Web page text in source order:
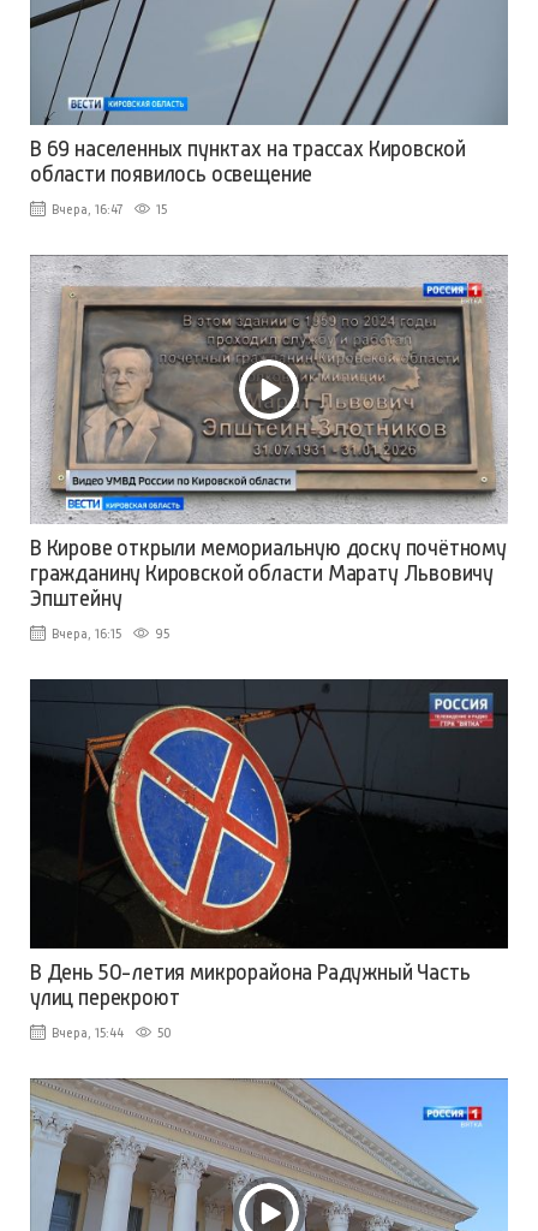
В 69 населенных пунктах на трассах Кировской
области появилось освещение
Вчера, 16:47 15
В Кирове открыли мемориальную доску почётному
гражданину Кировской области Марату Львовичу
Эпштейну
Вчера, 16:15 95
В День 50-летия микрорайона Радужный Часть
улиц перекроют
Вчера, 15:44 50